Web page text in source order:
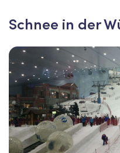
Schnee in der